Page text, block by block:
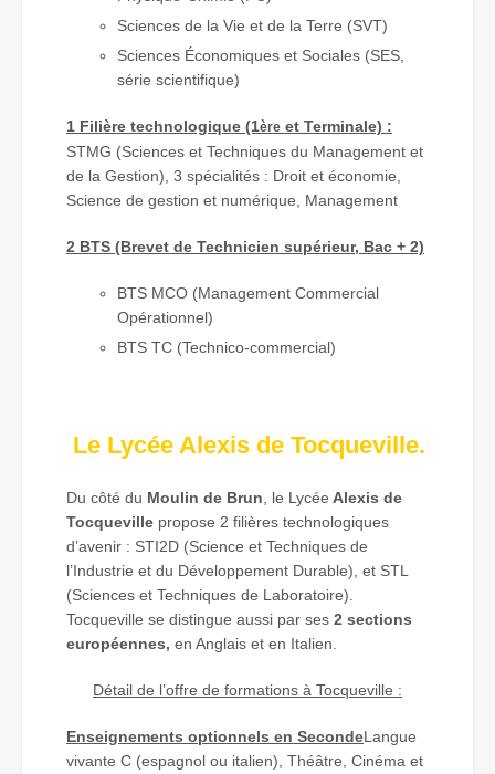
Sciences de la Vie et de la Terre (SVT)
Sciences Économiques et Sociales (SES,
série scientifique)
1 Filière technologique (1ère et Terminale) :
STMG (Sciences et Techniques du Management et
de la Gestion), 3 spécialités : Droit et économie,
Science de gestion et numérique, Management
2 BTS (Brevet de Technicien supérieur, Bac + 2)
BTS MCO (Management Commercial
Opérationnel)
BTS TC (Technico-commercial)
Le Lycée Alexis de Tocqueville.
Du côté du Moulin de Brun , le Lycée Alexis de
Tocqueville propose 2 filières technologiques
d’avenir : STI2D (Science et Techniques de
l’Industrie et du Développement Durable), et STL
(Sciences et Techniques de Laboratoire).
Tocqueville se distingue aussi par ses 2 sections
européennes, en Anglais et en Italien.
Détail de l’offre de formations à Tocqueville :
Enseignements optionnels en SecondeLangue
vivante C (espagnol ou italien), Théâtre, Cinéma et